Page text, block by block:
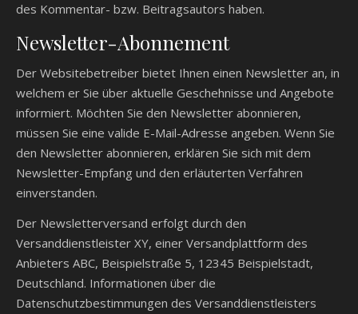
des Kommentar- bzw. Beitragsautors haben.
Newsletter-Abonnement
Der Websitebetreiber bietet Ihnen einen Newsletter an, in
welchem er Sie über aktuelle Geschehnisse und Angebote
informiert. Möchten Sie den Newsletter abonnieren,
müssen Sie eine valide E-Mail-Adresse angeben. Wenn Sie
den Newsletter abonnieren, erklären Sie sich mit dem
Newsletter-Empfang und den erläuterten Verfahren
einverstanden.
Der Newsletterversand erfolgt durch den
Versanddienstleister XY, einer Versandplattform des
Anbieters ABC, Beispielstraße 5, 12345 Beispielstadt,
Deutschland. Informationen über die
Datenschutzbestimmungen des Versanddienstleisters